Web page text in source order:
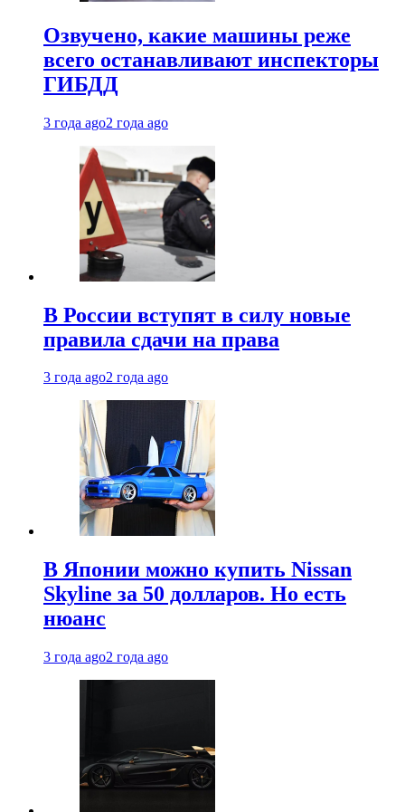
Озвучено, какие машины реже
всего останавливают инспекторы
ГИБДД
3 года ago2 года ago
В России вступят в силу новые
правила сдачи на права
3 года ago2 года ago
В Японии можно купить Nissan
Skyline за 50 долларов. Но есть
нюанс
3 года ago2 года ago